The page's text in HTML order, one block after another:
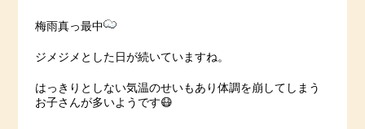
梅雨真っ最中
ジメジメとした日が続いていますね。
はっきりとしない気温のせいもあり体調を崩してしまう
お子さんが多いようです😷